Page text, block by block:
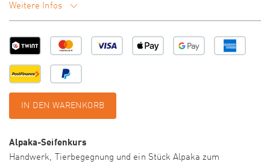
Weitere Infos
IN DEN WARENKORB
Alpaka-Seifenkurs
Handwerk, Tierbegegnung und ein Stück Alpaka zum